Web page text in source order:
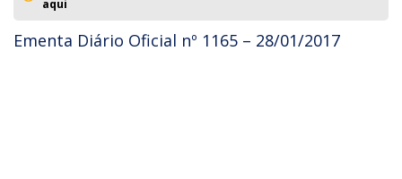
aqui
Ementa Diário Oficial nº 1165 – 28/01/2017